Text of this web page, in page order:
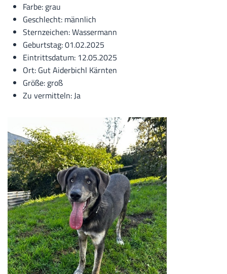
Farbe: grau
Geschlecht: männlich
Sternzeichen: Wassermann
Geburtstag: 01.02.2025
Eintrittsdatum: 12.05.2025
Ort: Gut Aiderbichl Kärnten
Größe: groß
Zu vermitteln: Ja